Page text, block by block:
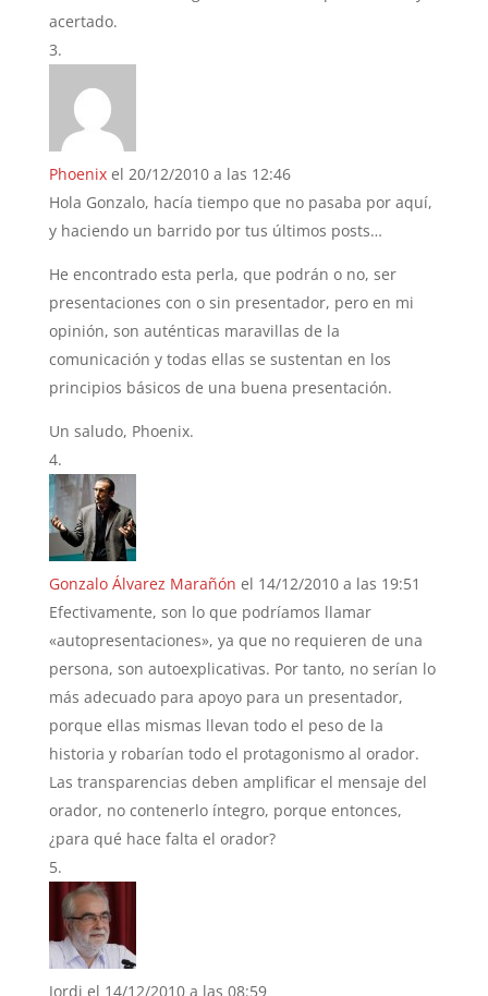
acertado.
Phoenix el 20/12/2010 a las 12:46
Hola Gonzalo, hacía tiempo que no pasaba por aquí,
y haciendo un barrido por tus últimos posts…
He encontrado esta perla, que podrán o no, ser
presentaciones con o sin presentador, pero en mi
opinión, son auténticas maravillas de la
comunicación y todas ellas se sustentan en los
principios básicos de una buena presentación.
Un saludo, Phoenix.
Gonzalo Álvarez Marañón el 14/12/2010 a las 19:51
Efectivamente, son lo que podríamos llamar
«autopresentaciones», ya que no requieren de una
persona, son autoexplicativas. Por tanto, no serían lo
más adecuado para apoyo para un presentador,
porque ellas mismas llevan todo el peso de la
historia y robarían todo el protagonismo al orador.
Las transparencias deben amplificar el mensaje del
orador, no contenerlo íntegro, porque entonces,
¿para qué hace falta el orador?
Jordi el 14/12/2010 a las 08:59